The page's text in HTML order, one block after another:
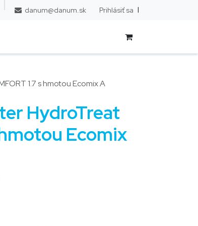
danum@danum.sk Prihlásiť sa l
1.7 s hmotou Ecomix A
HydroTreat
Ecomix